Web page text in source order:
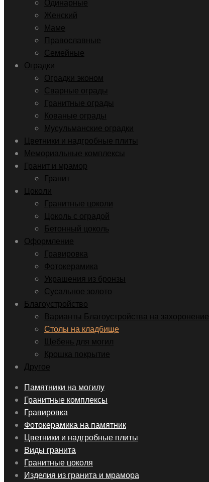
Одинарные
Женский
Маме
Православные
Семейные
Оградки
Оградки эконом
Сварные ограды
Гранитные ограды
Кованые ограды
Мусульманские оградки
Цветники и надгробные плиты
Мемориальные комплексы
Гранит и мрамор
Гранит
Цоколи
Гранитные цоколи
Цоколь с оградой
Бетонный цоколь
Оформление
Гравировка
Фотокерамика
Украшения из бронзы
Сусальное золото
Благоустройство
Варианты Благоустройства на захоронение
Столы на кладбище
Щебень для могил
Крошка покрытие
Другое
Skip
content
Памятники на могилу
Гранитные комплексы
Гравировка
Фотокерамика на памятник
Цветники и надгробные плиты
Виды гранита
Гранитные цоколя
Изделия из гранита и мрамора